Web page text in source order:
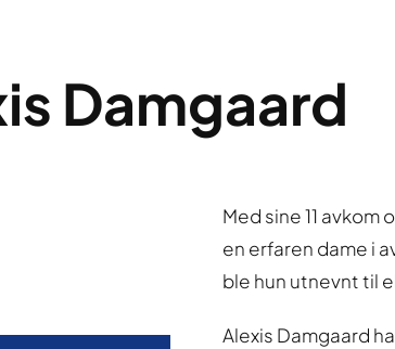
Damgaard
Med sine 11
en erfaren dame i
ble hun utnevnt til
Alexis Damgaard